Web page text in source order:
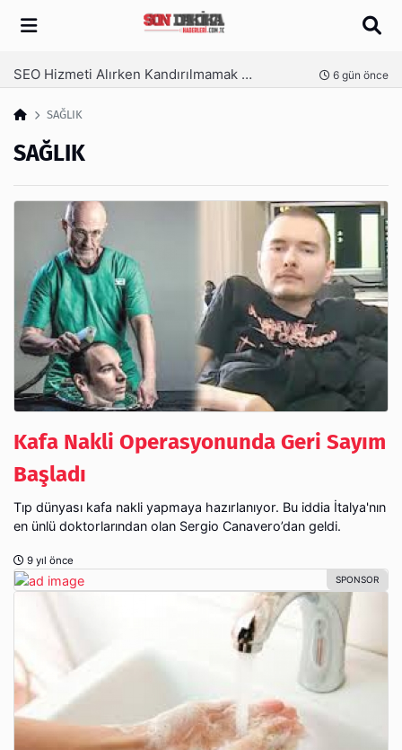
Arama
SEO Hizmeti Alırken Kandırılmamak İçin Bilinmesi Gerekenler 6 gün önce
SAĞLIK
SAĞLIK
Kafa Nakli Operasyonunda Geri Sayım
Başladı
Tıp dünyası kafa nakli yapmaya hazırlanıyor. Bu iddia İtalya'nın
en ünlü doktorlarından olan Sergio Canavero’dan geldi.
9 yıl önce